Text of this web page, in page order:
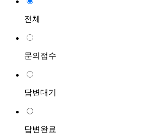
전체
문의접수
답변대기
답변완료